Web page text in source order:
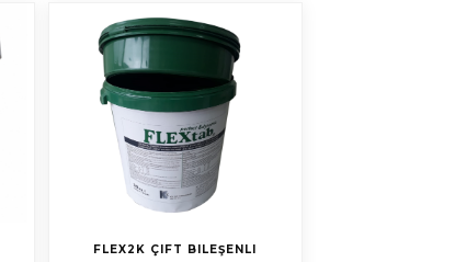
FLEX2K ÇIFT BILEŞENLI